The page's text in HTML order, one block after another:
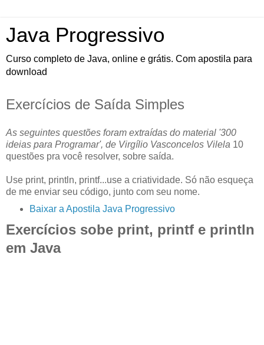
Java Progressivo
Curso completo de Java, online e grátis. Com apostila para
download
Exercícios de Saída Simples
As seguintes questões foram extraídas do material '300
ideias para Programar', de Virgílio Vasconcelos Vilela 10
questões pra você resolver, sobre saída.
Use print, println, printf...use a criatividade. Só não esqueça
de me enviar seu código, junto com seu nome.
Baixar a Apostila Java Progressivo
Exercícios sobe print, printf e println
em Java